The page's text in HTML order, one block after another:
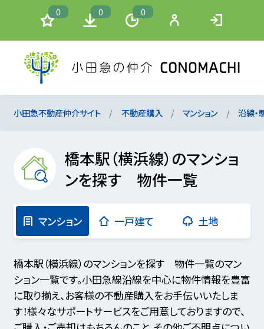
0 0 0
小田急不動産仲介サイト 不動産購入 マンション 沿線・
橋本駅（横浜線）のマンショ
ンを探す 物件一覧
マンション 一戸建て 土地
橋本駅（横浜線）のマンションを探す 物件一覧のマン
ション一覧です。小田急線沿線を中心に物件情報を豊富
に取り揃え、お客様の不動産購入をお手伝いいたしま
す！様々なサポートサービスをご用意しておりますので、